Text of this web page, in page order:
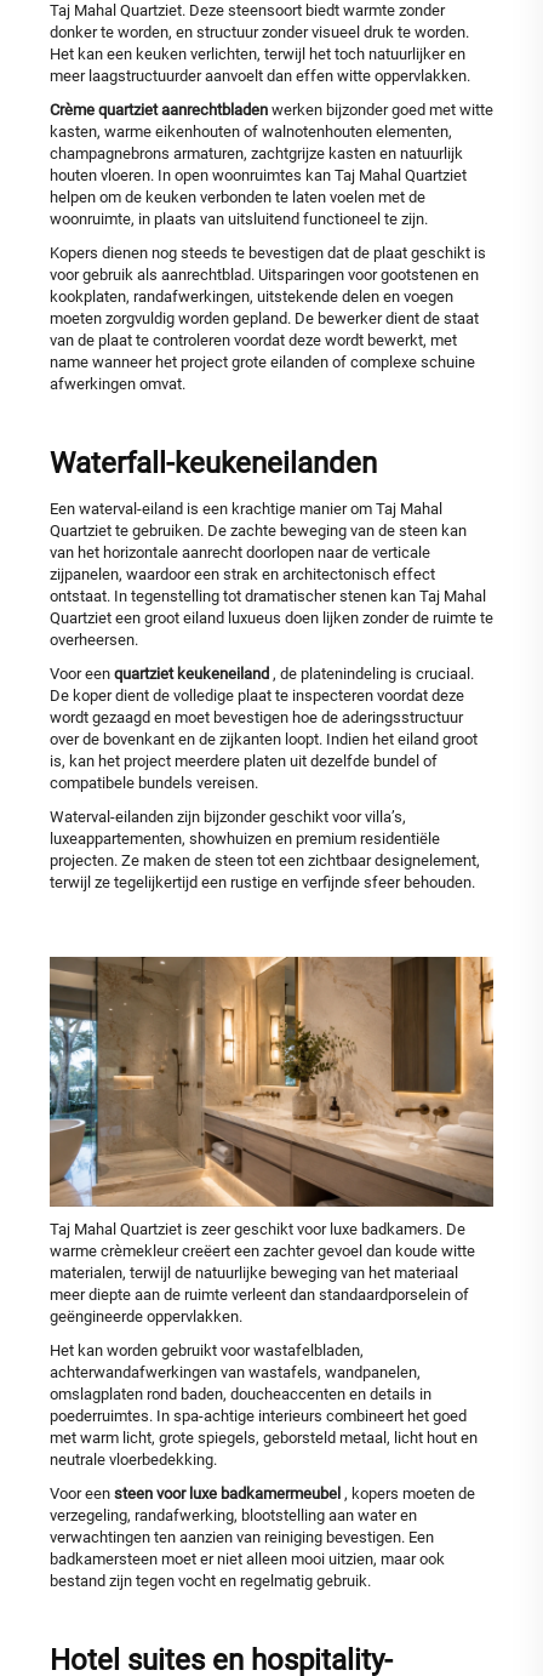
Taj Mahal Quartziet. Deze steensoort biedt warmte zonder
donker te worden, en structuur zonder visueel druk te worden.
Het kan een keuken verlichten, terwijl het toch natuurlijker en
meer laagstructuurder aanvoelt dan effen witte oppervlakken.
Crème quartziet aanrechtbladen werken bijzonder goed met witte
kasten, warme eikenhouten of walnotenhouten elementen,
champagnebrons armaturen, zachtgrijze kasten en natuurlijk
houten vloeren. In open woonruimtes kan Taj Mahal Quartziet
helpen om de keuken verbonden te laten voelen met de
woonruimte, in plaats van uitsluitend functioneel te zijn.
Kopers dienen nog steeds te bevestigen dat de plaat geschikt is
voor gebruik als aanrechtblad. Uitsparingen voor gootstenen en
kookplaten, randafwerkingen, uitstekende delen en voegen
moeten zorgvuldig worden gepland. De bewerker dient de staat
van de plaat te controleren voordat deze wordt bewerkt, met
name wanneer het project grote eilanden of complexe schuine
afwerkingen omvat.
Waterfall-keukeneilanden
Een waterval-eiland is een krachtige manier om Taj Mahal
Quartziet te gebruiken. De zachte beweging van de steen kan
van het horizontale aanrecht doorlopen naar de verticale
zijpanelen, waardoor een strak en architectonisch effect
ontstaat. In tegenstelling tot dramatischer stenen kan Taj Mahal
Quartziet een groot eiland luxueus doen lijken zonder de ruimte te
overheersen.
Voor een quartziet keukeneiland , de platenindeling is cruciaal.
De koper dient de volledige plaat te inspecteren voordat deze
wordt gezaagd en moet bevestigen hoe de aderingsstructuur
over de bovenkant en de zijkanten loopt. Indien het eiland groot
is, kan het project meerdere platen uit dezelfde bundel of
compatibele bundels vereisen.
Waterval-eilanden zijn bijzonder geschikt voor villa’s,
luxeappartementen, showhuizen en premium residentiële
projecten. Ze maken de steen tot een zichtbaar designelement,
terwijl ze tegelijkertijd een rustige en verfijnde sfeer behouden.
Taj Mahal Quartziet is zeer geschikt voor luxe badkamers. De
warme crèmekleur creëert een zachter gevoel dan koude witte
materialen, terwijl de natuurlijke beweging van het materiaal
meer diepte aan de ruimte verleent dan standaardporselein of
geëngineerde oppervlakken.
Het kan worden gebruikt voor wastafelbladen,
achterwandafwerkingen van wastafels, wandpanelen,
omslagplaten rond baden, doucheaccenten en details in
poederruimtes. In spa-achtige interieurs combineert het goed
met warm licht, grote spiegels, geborsteld metaal, licht hout en
neutrale vloerbedekking.
Voor een steen voor luxe badkamermeubel , kopers moeten de
verzegeling, randafwerking, blootstelling aan water en
verwachtingen ten aanzien van reiniging bevestigen. Een
badkamersteen moet er niet alleen mooi uitzien, maar ook
bestand zijn tegen vocht en regelmatig gebruik.
Hotel suites en hospitality-